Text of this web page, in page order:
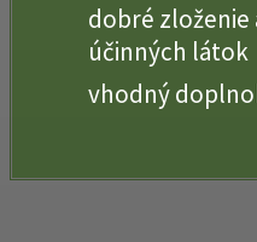
dobré zloženie
účinných látok
vhodný